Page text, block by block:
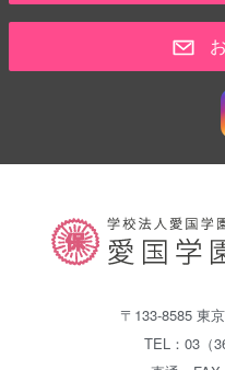
〒133-8585 東
TEL：03（